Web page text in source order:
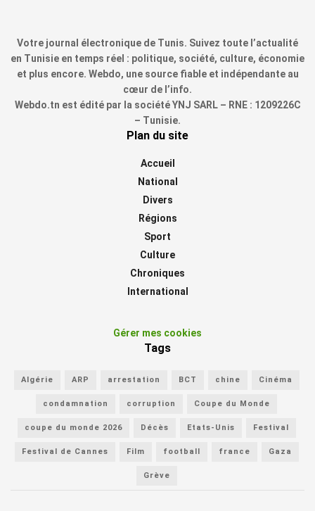
Votre journal électronique de Tunis. Suivez toute l’actualité
en Tunisie en temps réel : politique, société, culture, économie
et plus encore. Webdo, une source fiable et indépendante au
cœur de l’info.
Webdo.tn est édité par la société YNJ SARL – RNE : 1209226C
– Tunisie.
Plan du site
Accueil
National
Divers
Régions
Sport
Culture
Chroniques
International
Gérer mes cookies
Tags
Algérie ARP arrestation BCT chine Cinéma
condamnation corruption Coupe du Monde
coupe du monde 2026 Décès Etats-Unis Festival
Festival de Cannes Film football france Gaza
Grève